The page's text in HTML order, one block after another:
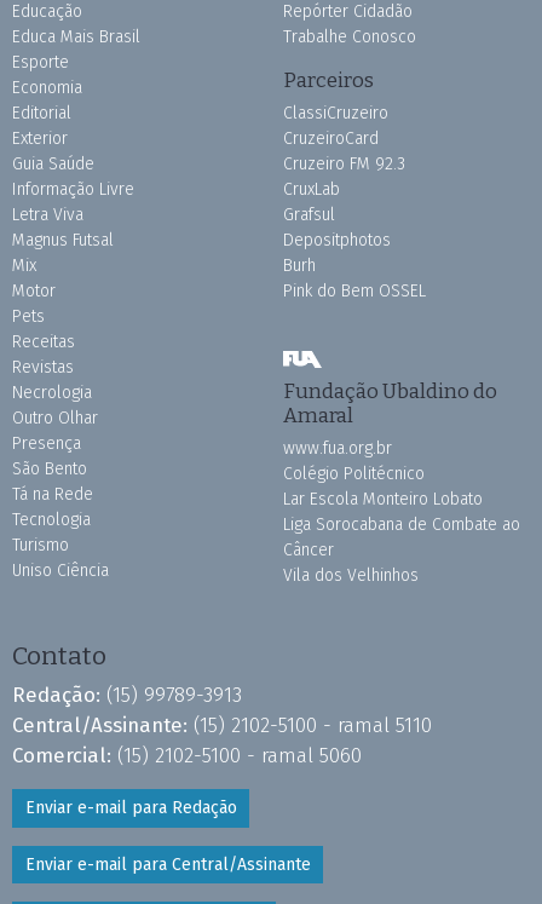
Educação
Educa Mais Brasil
Esporte
Economia
Editorial
Exterior
Guia Saúde
Informação Livre
Letra Viva
Magnus Futsal
Mix
Motor
Pets
Receitas
Revistas
Necrologia
Outro Olhar
Presença
São Bento
Tá na Rede
Tecnologia
Turismo
Uniso Ciência
Repórter Cidadão
Trabalhe Conosco
Parceiros
ClassiCruzeiro
CruzeiroCard
Cruzeiro FM 92.3
CruxLab
Grafsul
Depositphotos
Burh
Pink do Bem OSSEL
Fundação Ubaldino do
Amaral
www.fua.org.br
Colégio Politécnico
Lar Escola Monteiro Lobato
Liga Sorocabana de Combate ao
Câncer
Vila dos Velhinhos
Contato
Redação: (15) 99789-3913
Central/Assinante: (15) 2102-5100 - ramal 5110
Comercial: (15) 2102-5100 - ramal 5060
Enviar e-mail para Redação
Enviar e-mail para Central/Assinante